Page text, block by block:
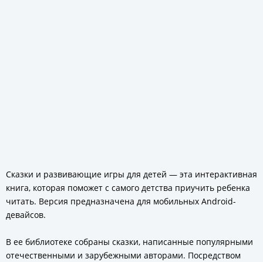
Сказки и развивающие игры для детей — эта интерактивная
книга, которая поможет с самого детства приучить ребенка
читать. Версия предназначена для мобильных Android-
девайсов.
В ее библиотеке собраны сказки, написанные популярными
отечественными и зарубежными авторами. Посредством